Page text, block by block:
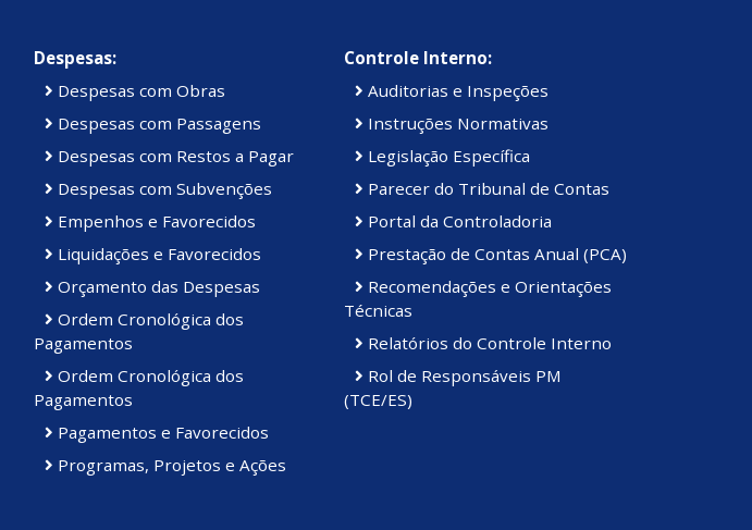
Despesas:
Despesas com Obras
Despesas com Passagens
Despesas com Restos a Pagar
Despesas com Subvenções
Empenhos e Favorecidos
Liquidações e Favorecidos
Orçamento das Despesas
Ordem Cronológica dos
Pagamentos
Ordem Cronológica dos
Pagamentos
Pagamentos e Favorecidos
Programas, Projetos e Ações
Controle Interno:
Auditorias e Inspeções
Instruções Normativas
Legislação Específica
Parecer do Tribunal de Contas
Portal da Controladoria
Prestação de Contas Anual (PCA)
Recomendações e Orientações
Técnicas
Relatórios do Controle Interno
Rol de Responsáveis PM
(TCE/ES)